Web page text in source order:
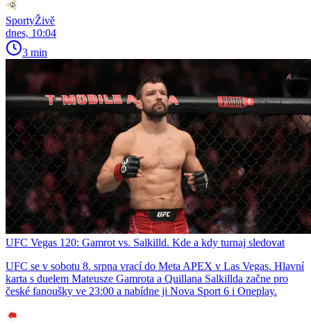
SportyŽivě
dnes, 10:04
3 min
UFC Vegas 120: Gamrot vs. Salkilld. Kde a kdy turnaj sledovat
UFC se v sobotu 8. srpna vrací do Meta APEX v Las Vegas. Hlavní
karta s duelem Mateusze Gamrota a Quillana Salkillda začne pro
české fanoušky ve 23:00 a nabídne ji Nova Sport 6 i Oneplay.